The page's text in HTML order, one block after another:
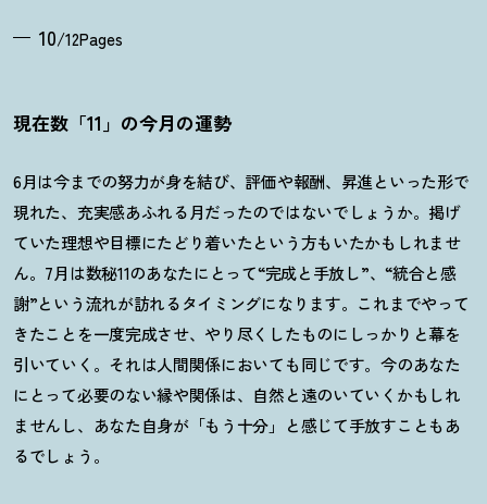
10/12Pages
現在数「11」の今月の運勢
6月は今までの努力が身を結び、評価や報酬、昇進といった形で
現れた、充実感あふれる月だったのではないでしょうか。掲げ
ていた理想や目標にたどり着いたという方もいたかもしれませ
ん。7月は数秘11のあなたにとって“完成と手放し”、“統合と感
謝”という流れが訪れるタイミングになります。これまでやって
きたことを一度完成させ、やり尽くしたものにしっかりと幕を
引いていく。それは人間関係においても同じです。今のあなた
にとって必要のない縁や関係は、自然と遠のいていくかもしれ
ませんし、あなた自身が「もう十分」と感じて手放すこともあ
るでしょう。